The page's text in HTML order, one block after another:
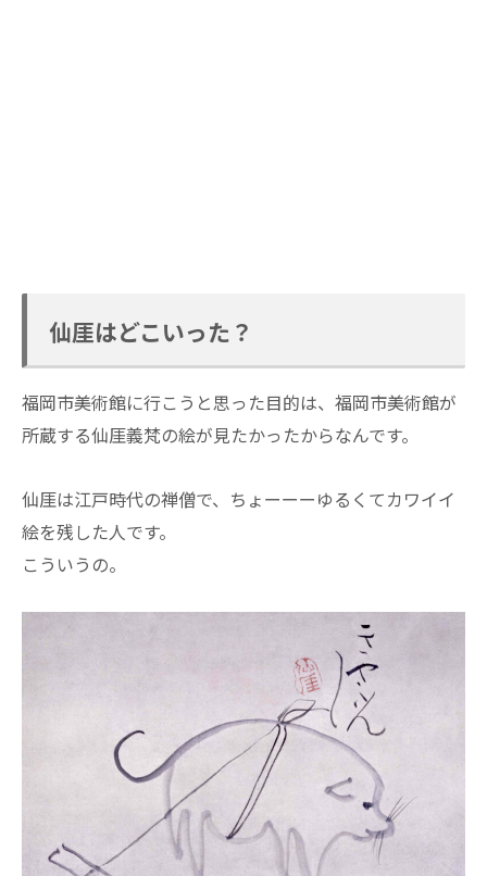
仙厓はどこいった？
福岡市美術館に行こうと思った目的は、福岡市美術館が
所蔵する仙厓義梵の絵が見たかったからなんです。
仙厓は江戸時代の禅僧で、ちょーーーゆるくてカワイイ
絵を残した人です。
こういうの。